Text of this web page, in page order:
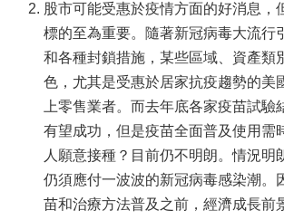
股市可能受惠於疫情方面的好消息，
標的至為重要。隨著新冠病毒大流行
和各種封鎖措施，某些區域、資產類
色，尤其是受惠於居家抗疫趨勢的美
上零售業者。而去年底各家疫苗試驗
有望成功，但是疫苗全面普及使用需
人願意接種？目前仍不明朗。情況明
仍須應付一波波的新冠病毒感染潮。
苗和治療方法普及之前，經濟成長前